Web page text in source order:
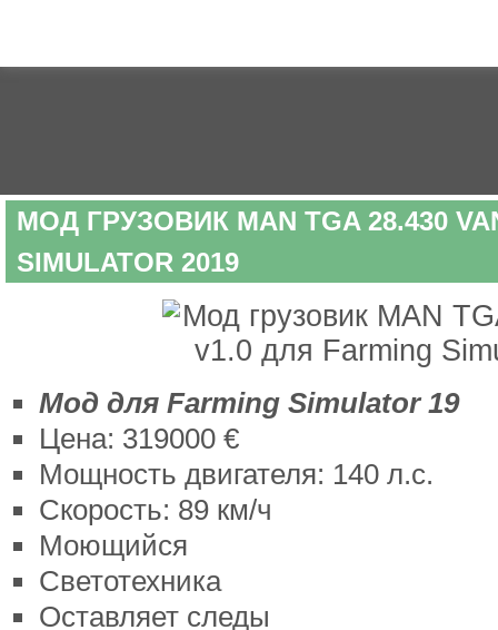
МОД ГРУЗОВИК MAN TGA 28.430
SIMULATOR 2019
Мод для Farming Simulator 19
Цена: 319000 €
Мощность двигателя: 140 л.с.
Скорость: 89 км/ч
Моющийся
Светотехника
Оставляет следы